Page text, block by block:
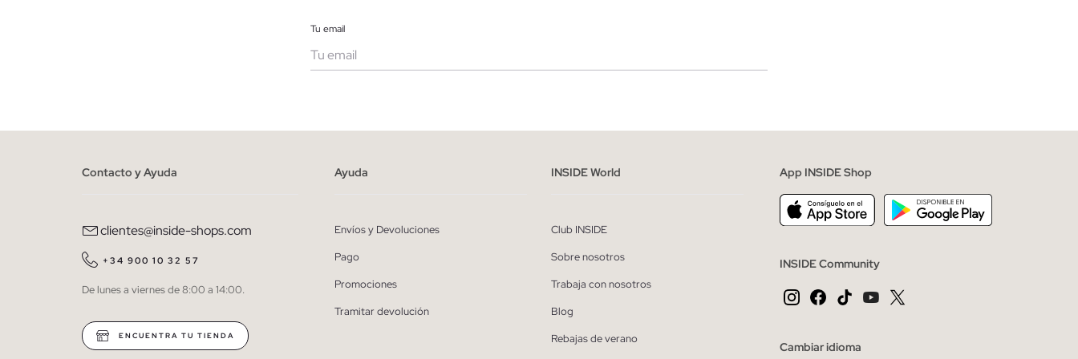
Tu email
* Puedes cancelar la suscripción en cualquier momento.
Contacto y Ayuda
clientes@inside-shops.com
+34 900 10 32 57
De lunes a viernes de 8:00 a 14:00.
ENCUENTRA TU TIENDA
Ayuda
Envíos y Devoluciones
Pago
Promociones
Tramitar devolución
INSIDE World
Club INSIDE
Sobre nosotros
Trabaja con nosotros
Blog
Rebajas de verano
App INSIDE Shop
INSIDE Community
Cambiar idioma